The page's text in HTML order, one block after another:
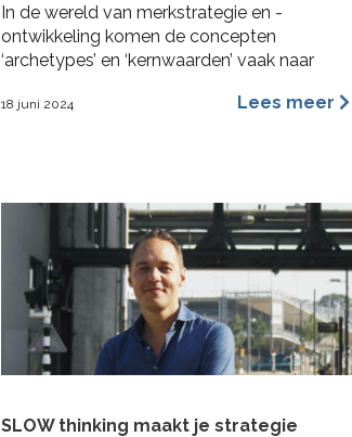
In de wereld van merkstrategie en -
ontwikkeling komen de concepten
‘archetypes’ en ‘kernwaarden’ vaak naar
vormgeven van een merkidentiteit, maar ze
overtuigd ben dat archetypes een
dynamischer en inspirerender hulpmiddel is
dan […]
18 juni 2024 Lees meer
SLOW thinking maakt je strategie